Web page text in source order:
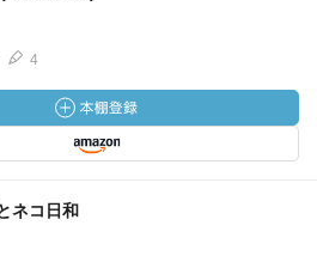
4
ネコ日和